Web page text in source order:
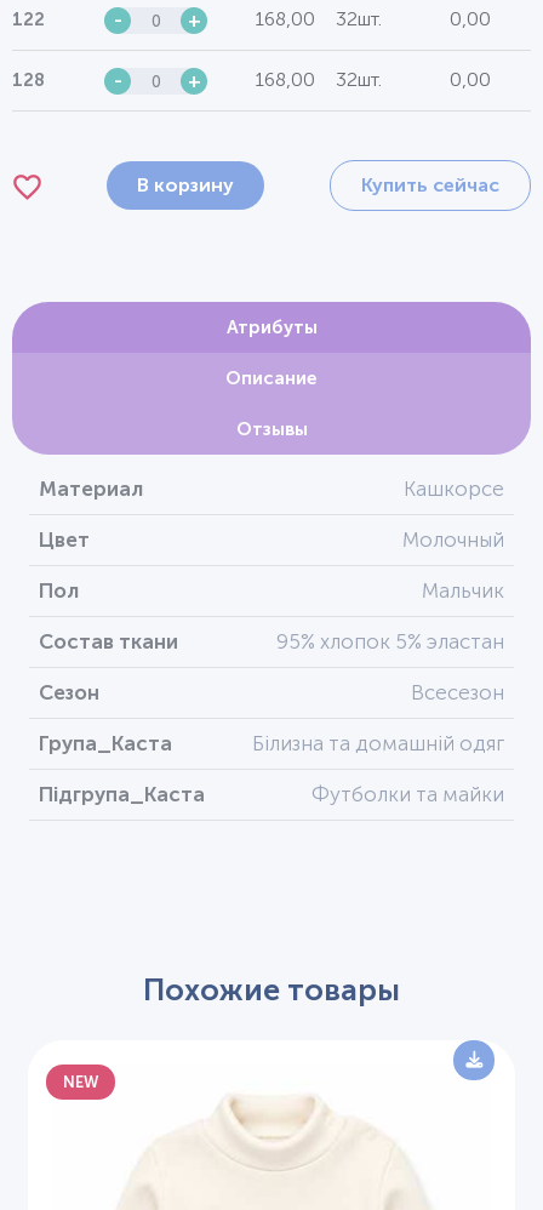
122 - + 168,00 32шт. 0,00
128 - + 168,00 32шт. 0,00
В корзину Купить сейчас
Атрибуты
Описание
Отзывы
Материал Кашкорсе
Цвет Молочный
Пол Мальчик
Состав ткани 95% хлопок 5% эластан
Сезон Всесезон
Група_Каста Білизна та домашній одяг
Підгрупа_Каста Футболки та майки
Похожие товары
NEW